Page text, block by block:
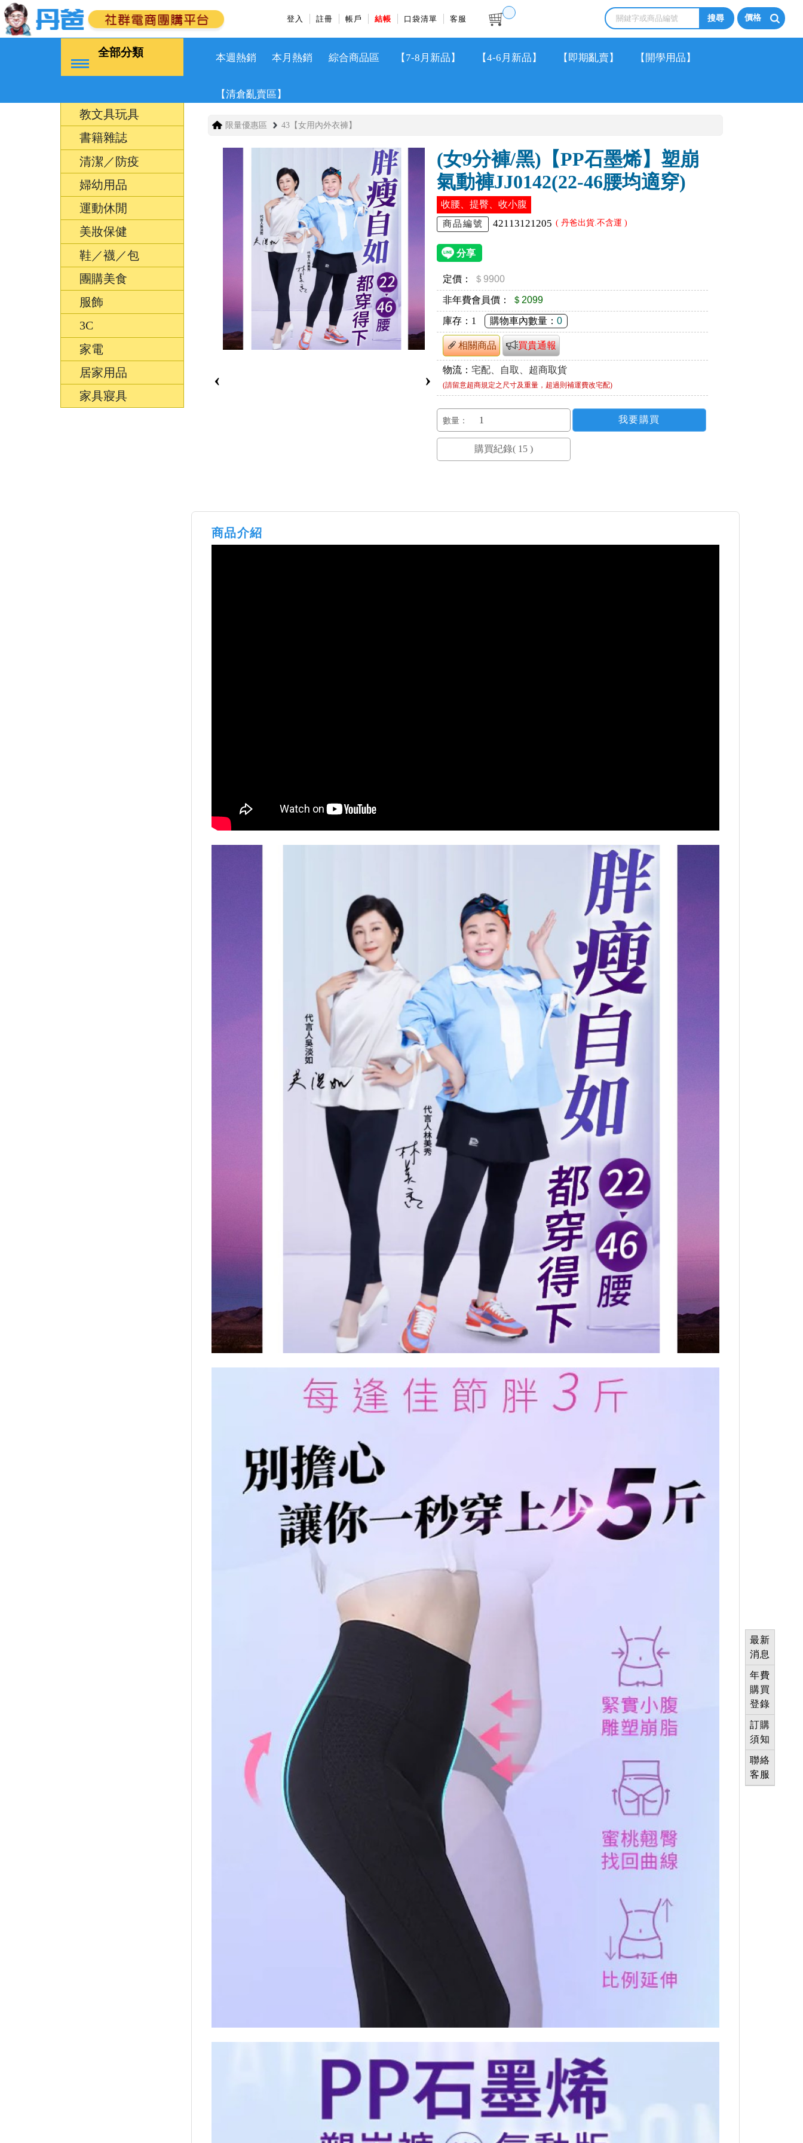
最新
消息
年費
購買
登錄
訂購
須知
聯絡
客服
登入 註冊 帳戶 結帳 口袋清單 客服 價格
全部分類 本週熱銷 本月熱銷 綜合商品區 【7-8月新品】 【4-6月新品】 【即期亂賣】 【開學用品】
【清倉亂賣區】
教文具玩具
書籍雜誌
清潔／防疫
婦幼用品
運動休閒
美妝保健
鞋／襪／包
團購美食
服飾
3C
家電
居家用品
家具寢具
限量優惠區 43【女用內外衣褲】
‹ ›
(女9分褲/黑)【PP石墨烯】塑崩
氣動褲JJ0142(22-46腰均適穿)
收腰、提臀、收小腹
商品編號 42113121205 ( 丹爸出貨.不含運 )
定價： ＄9900
非年費會員價： ＄2099
庫存： 1 購物車內數量：0
相關商品 買貴通報
物流：宅配、自取、超商取貨
(請留意超商規定之尺寸及重量，超過則補運費改宅配)
數量：
商品介紹